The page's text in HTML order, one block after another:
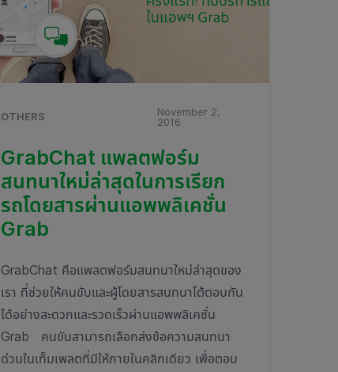
OTHERS
November 2,
2016
GrabChat แพลตฟอร์ม
สนทนาใหม่ล่าสุดในการเรียก
รถโดยสารผ่านแอพพลิเคชั่น
Grab
GrabChat คือแพลตฟอร์มสนทนาใหม่ล่าสุดของ
เรา ที่ช่วยให้คนขับและผู้โดยสารสนทนาโต้ตอบกัน
ได้อย่างสะดวกและรวดเร็วผ่านแอพพลิเคชั่น
Grab คนขับสามารถเลือกส่งข้อความสนทนา
ด่วนในเท็มเพลตที่มีให้ภายในคลิกเดียว เพื่อตอบ